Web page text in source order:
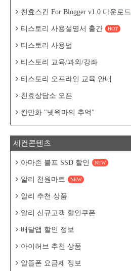
친효스킨 For Blogger v1.0 다운로드
티스토리 사용설명서 출간 HOT
티스토리 사용법
티스토리 교육/과외/강좌
티스토리 오프라인 교육 안내
친효상담소 오픈
칸만화 "넷웍마의 추억"
세컨콘텐츠
아마존 블프 SSD 할인 NEW
알리 천원마트 NEW
알리 추천 상품
알리 신규고객 할인쿠폰
배달앱 할인 정보
아이허브 추천 상품
알뜰폰 요금제 정보